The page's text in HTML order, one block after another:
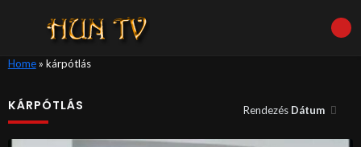
Home» kárpótlás
KÁRPÓTLÁS Rendezés Dátum